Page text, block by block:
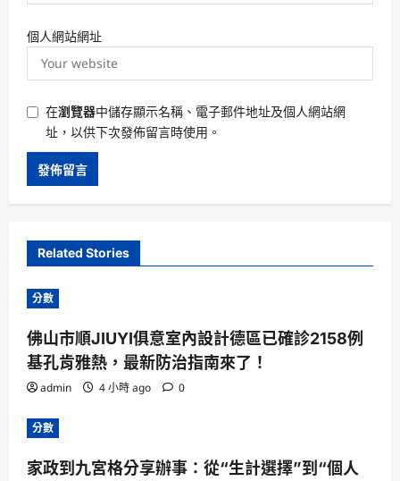
個人網站網址
在瀏覽器中儲存顯示名稱、電子郵件地址及個人網站網
址，以供下次發佈留言時使用。
Related Stories
分數
佛山市順JIUYI俱意室內設計德區已確診2158例
基孔肯雅熱，最新防治指南來了！
admin 4 小時 ago 0
分數
家政到九宮格分享辦事：從“生計選擇”到“個人